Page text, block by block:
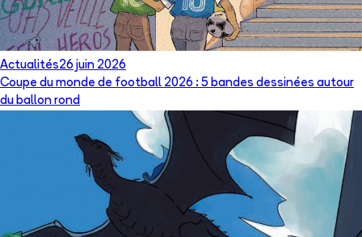
Actualités26 juin 2026
Coupe du monde de football 2026 : 5 bandes dessinées autour
du ballon rond